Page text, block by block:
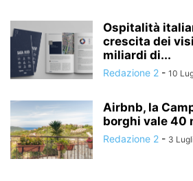
Ospitalità
crescita dei
miliardi di...
Redazione 2 - 10
Airbnb, la
borghi vale 40
Redazione 2 - 3